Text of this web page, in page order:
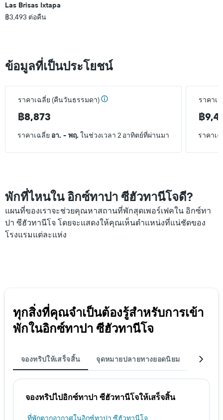
Las Brisas Ixtapa
฿3,493 ต่อคืน
ข้อมูลที่เป็นประโยชน์
ราคาเฉลี่ย (คืนวันธรรมดา)
฿8,873
ราคาเ
฿
ราคาเฉลี่ย อา. - พฤ.ในช่วงเวลา 2 อาทิตย์ที่ผ่านมา ราคาเ
พักที่ไหนใน อิกซ์ทาปา ซีฮัวทานีโจดี?
แผนที่ของเราจะช่วยคุณหาสถานที่พักสุดเพอร์เฟคใน อิกซ์ทา
ปา ซีฮัวทานีโจ โดยจะแสดงให้คุณเห็นตำแหน่งที่แน่ชัดของ
โรงแรมแต่ละแห่ง
ทุกสิ่งที่คุณจำเป็นต้องรู้สำหรับการเข้า
พักในอิกซ์ทาปา ซีฮัวทานีโจ
จองทริปให้เสร็จสิ้น จุดหมายปลายทางยอดนิยม เมือง
จองทริปไปอิกซ์ทาปา ซีฮัวทานีโจให้เสร็จสิ้น
ที่พักตากอากาศในอิกซ์ทาปา ซีฮัวทานีโจ